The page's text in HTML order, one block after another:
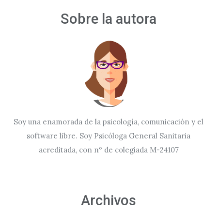
Sobre la autora
Soy una enamorada de la psicología, comunicación y el
software libre. Soy Psicóloga General Sanitaria
acreditada, con nº de colegiada M-24107
Archivos